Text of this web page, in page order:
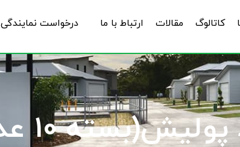
کاتالوگ مقالات ارتباط با ما درخواست نمایندگی
10 عددی)